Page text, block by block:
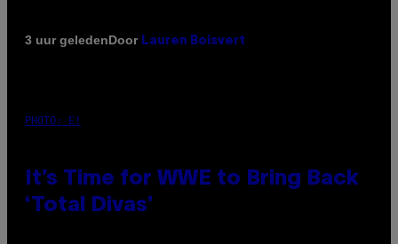
3 uur geledenDoor Lauren Boisvert
PHOTO: E!
It’s Time for WWE to Bring Back
‘Total Divas’